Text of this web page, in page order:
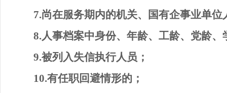
7.尚在服务期内的机关、国有企事业单位
8.人事档案中身份、年龄、工龄、党龄
9.被列入失信执行人员 ；
10.有任职回避情形的 ；